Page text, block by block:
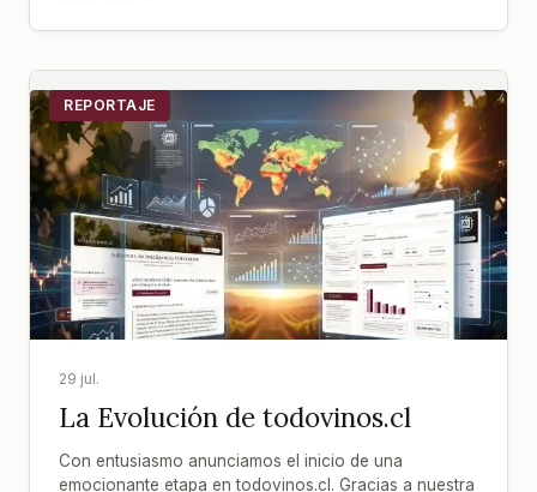
REPORTAJE
29 jul.
La Evolución de todovinos.cl
Con entusiasmo anunciamos el inicio de una
emocionante etapa en todovinos.cl. Gracias a nuestra